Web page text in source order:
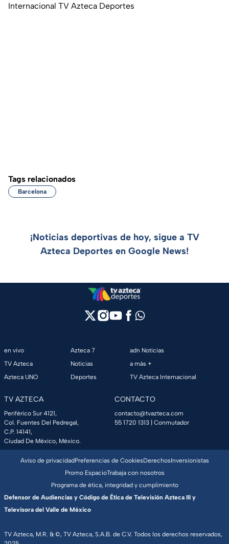
Internacional TV Azteca Deportes
Tags relacionados
Barcelona
¡Noticias deportivas de hoy, sigue a TV
Azteca Deportes en Google News!
en vivo
TV Azteca
Azteca UNO
Azteca 7
Noticias
Deportes
adn Noticias
a más +
TV Azteca Internacional
TV AZTECA
Periférico Sur 4121,
Col. Fuentes Del Pedregal,
C.P. 14141,
Ciudad De México, México.
CONTACTO
contacto@tvazteca.com
55 1720 1313 | Conmutador
TV Azteca, M.R. & ©, TV Azteca, S.A.B. de C.V. Todos los derechos reservados,
Aviso de privacidadPreferencias de CookiesDerechosInversionistas
Promo EspacioTrabaja con nosotros
Programa de ética, integridad y cumplimiento
Defensor de Audiencias y Código de Ética de Televisión Azteca III y
Televisora del Valle de México